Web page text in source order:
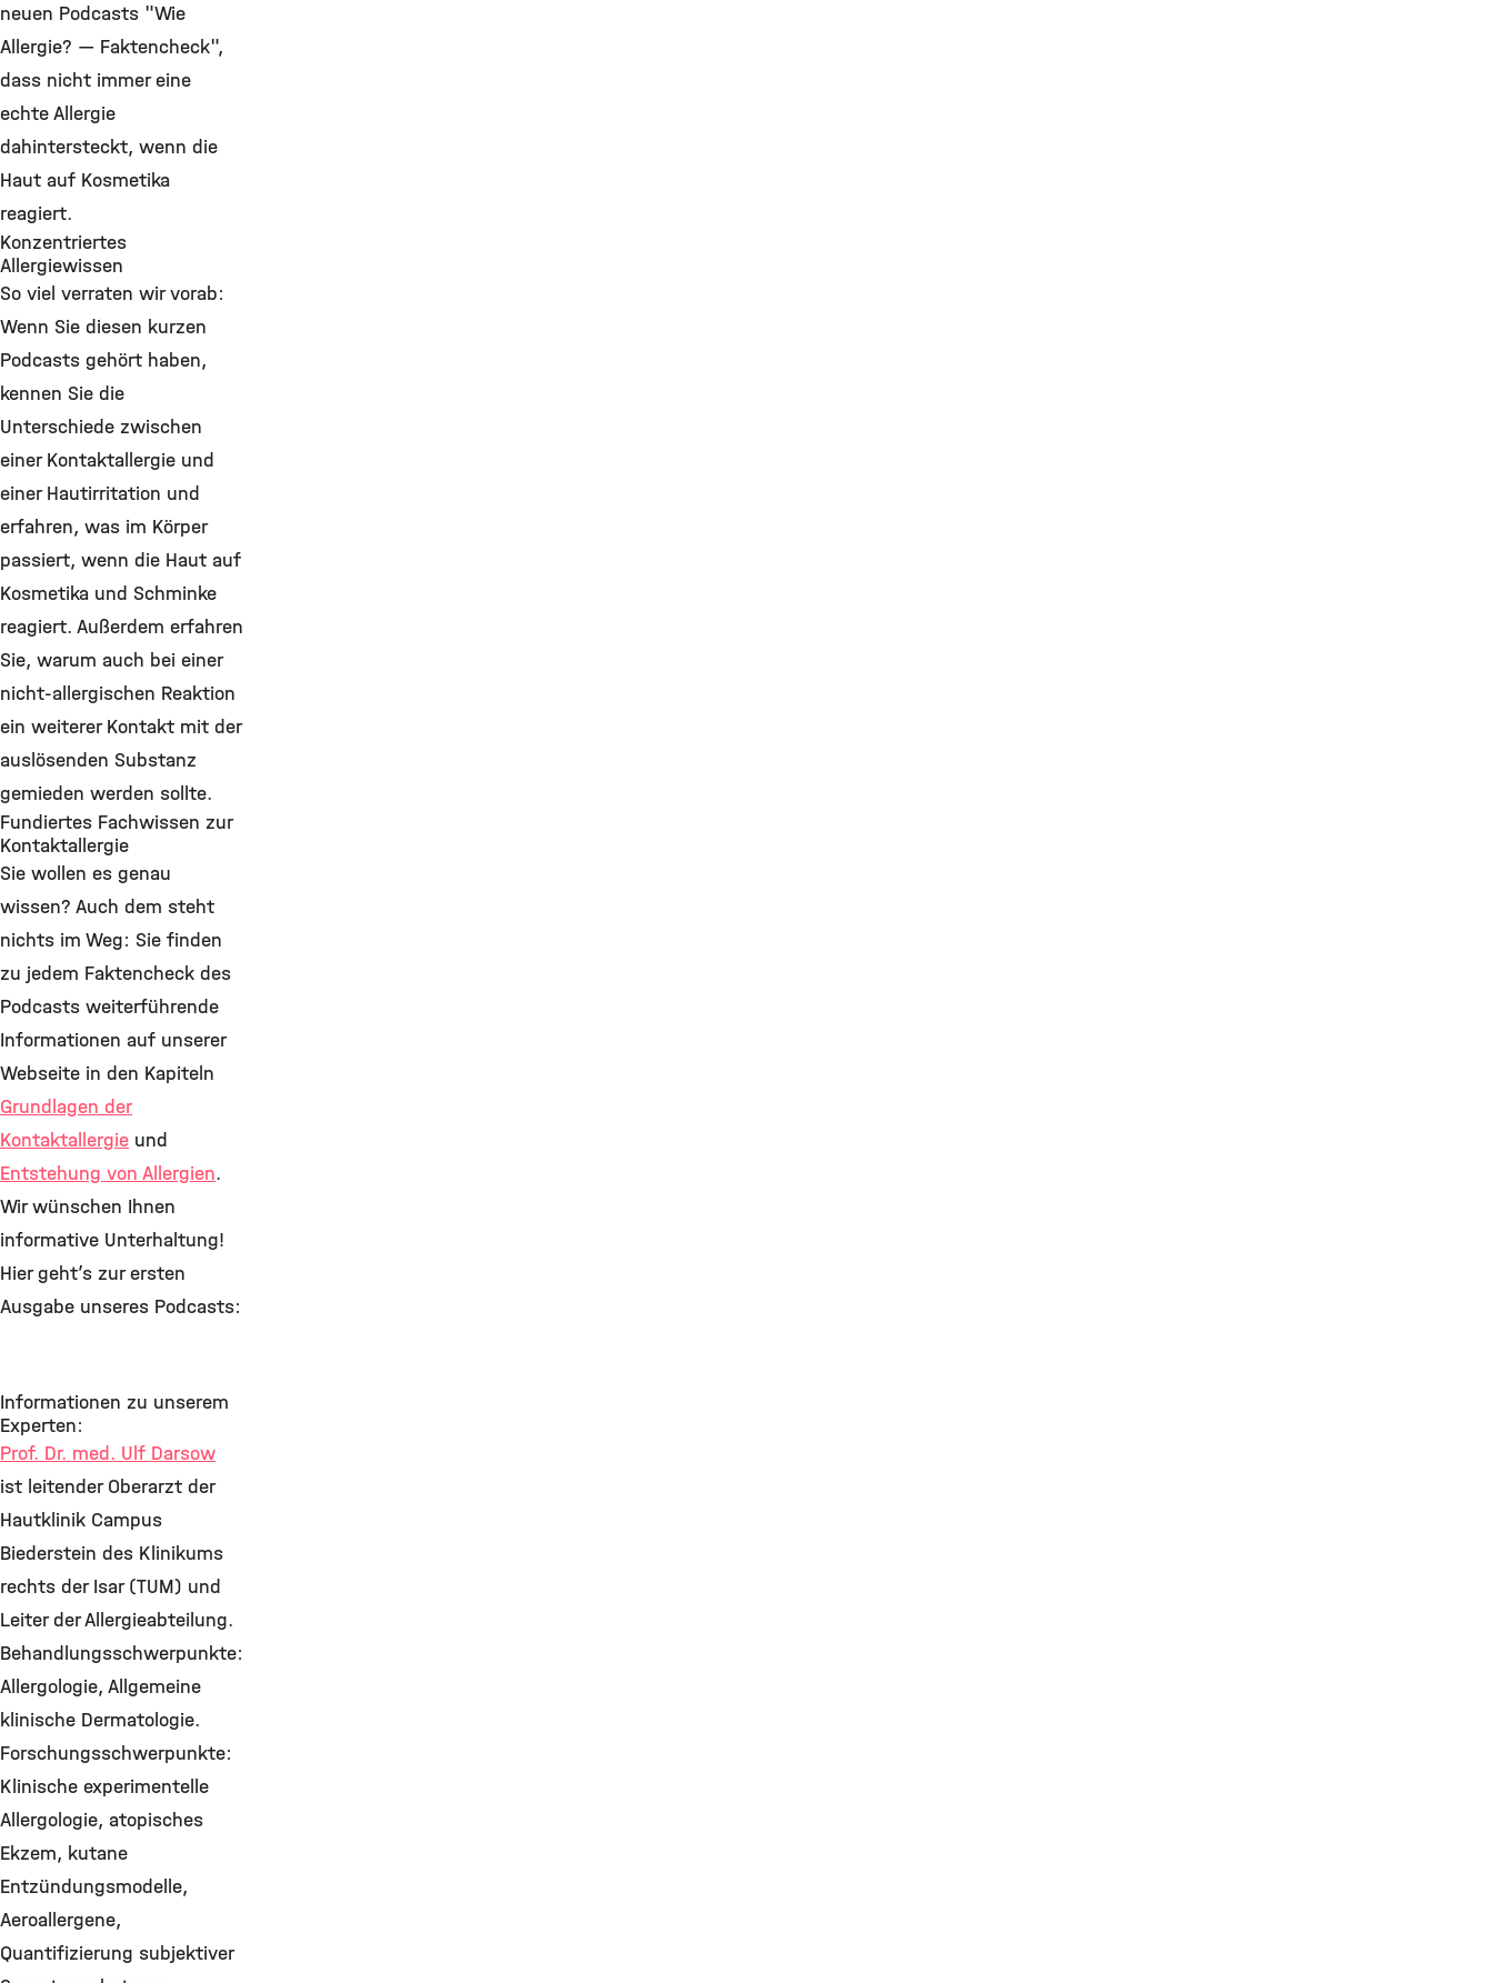
neuen Podcasts "Wie
Allergie? — Faktencheck",
dass nicht immer eine
echte Allergie
dahintersteckt, wenn die
Haut auf Kosmetika
reagiert.
Konzentriertes
Allergiewissen
So viel verraten wir vorab:
Wenn Sie diesen kurzen
Podcasts gehört haben,
kennen Sie die
Unterschiede zwischen
einer Kontaktallergie und
einer Hautirritation und
erfahren, was im Körper
passiert, wenn die Haut auf
Kosmetika und Schminke
reagiert. Außerdem erfahren
Sie, warum auch bei einer
nicht-allergischen Reaktion
ein weiterer Kontakt mit der
auslösenden Substanz
gemieden werden sollte.
Fundiertes Fachwissen zur
Kontaktallergie
Sie wollen es genau
wissen? Auch dem steht
nichts im Weg: Sie finden
zu jedem Faktencheck des
Podcasts weiterführende
Informationen auf unserer
Webseite in den Kapiteln
Grundlagen der
Kontaktallergie und
Entstehung von Allergien.
Wir wünschen Ihnen
informative Unterhaltung!
Hier geht’s zur ersten
Ausgabe unseres Podcasts:
Informationen zu unserem
Experten:
Prof. Dr. med. Ulf Darsow
ist leitender Oberarzt der
Hautklinik Campus
Biederstein des Klinikums
rechts der Isar (TUM) und
Leiter der Allergieabteilung.
Behandlungsschwerpunkte:
Allergologie, Allgemeine
klinische Dermatologie.
Forschungsschwerpunkte:
Klinische experimentelle
Allergologie, atopisches
Ekzem, kutane
Entzündungsmodelle,
Aeroallergene,
Quantifizierung subjektiver